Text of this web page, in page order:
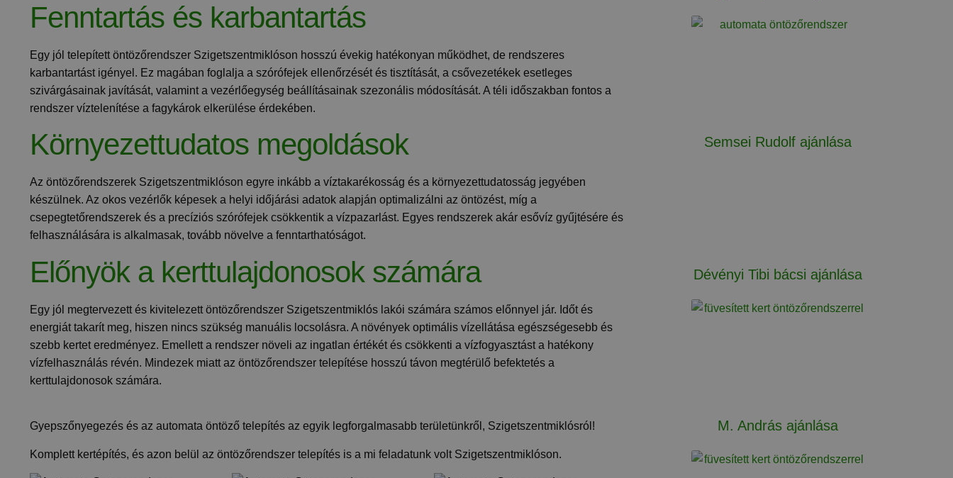
Fenntartás és karbantartás
Egy jól telepített öntözőrendszer Szigetszentmiklóson hosszú évekig hatékonyan működhet, de rendszeres
karbantartást igényel. Ez magában foglalja a szórófejek ellenőrzését és tisztítását, a csővezetékek esetleges
szivárgásainak javítását, valamint a vezérlőegység beállításainak szezonális módosítását. A téli időszakban fontos a
rendszer víztelenítése a fagykárok elkerülése érdekében.
Környezettudatos megoldások
Az öntözőrendszerek Szigetszentmiklóson egyre inkább a víztakarékosság és a környezettudatosság jegyében
készülnek. Az okos vezérlők képesek a helyi időjárási adatok alapján optimalizálni az öntözést, míg a
csepegtetőrendszerek és a precíziós szórófejek csökkentik a vízpazarlást. Egyes rendszerek akár esővíz gyűjtésére és
felhasználására is alkalmasak, tovább növelve a fenntarthatóságot.
Előnyök a kerttulajdonosok számára
Egy jól megtervezett és kivitelezett öntözőrendszer Szigetszentmiklós lakói számára számos előnnyel jár. Időt és
energiát takarít meg, hiszen nincs szükség manuális locsolásra. A növények optimális vízellátása egészségesebb és
szebb kertet eredményez. Emellett a rendszer növeli az ingatlan értékét és csökkenti a vízfogyasztást a hatékony
vízfelhasználás révén. Mindezek miatt az öntözőrendszer telepítése hosszú távon megtérülő befektetés a
kerttulajdonosok számára.
Gyepszőnyegezés és az automata öntöző telepítés az egyik legforgalmasabb területünkről, Szigetszentmiklósról!
Komplett kertépítés, és azon belül az öntözőrendszer telepítés is a mi feladatunk volt Szigetszentmiklóson.
Semsei Rudolf ajánlása
Dévényi Tibi bácsi ajánlása
M. András ajánlása